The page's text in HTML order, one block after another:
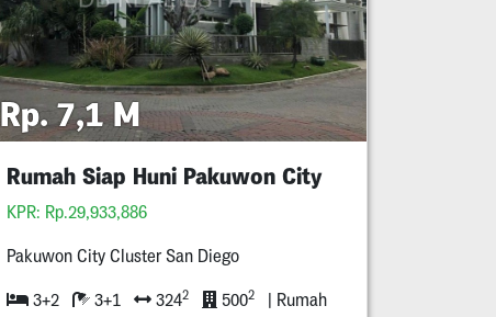
Rp. 7,1 M
Rumah Siap Huni Pakuwon City
KPR: Rp.29,933,886
Pakuwon City Cluster San Diego
3+2 3+1 3242 5002 | Rumah